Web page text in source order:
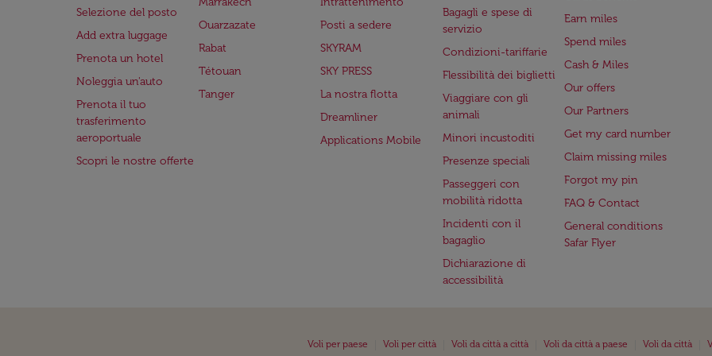
Selezione del posto
Add extra luggage
Prenota un hotel
Noleggia un'auto
Prenota il tuo
trasferimento
aeroportuale
Scopri le nostre offerte
Ouarzazate
Rabat
Tétouan
Tanger
Posti a sedere
SKYRAM
SKY PRESS
La nostra flotta
Dreamliner
Applications Mobile
Bagagli e spese di
servizio
Condizioni-tariffarie
Flessibilità dei biglietti
Viaggiare con gli
animali
Minori incustoditi
Presenze speciali
Passeggeri con
mobilità ridotta
Incidenti con il
bagaglio
Dichiarazione di
accessibilità
Earn miles
Spend miles
Cash & Miles
Our offers
Our Partners
Get my card number
Claim missing miles
Forgot my pin
FAQ & Contact
General conditions
Safar Flyer
Voli per paese Voli per città Voli da città a città Voli da città a paese Voli da città